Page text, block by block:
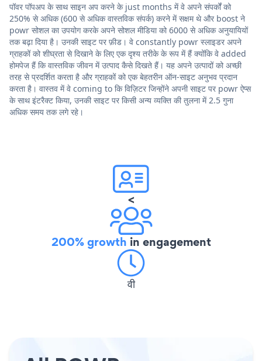
पॉवर पॉपअप के साथ साइन अप करने के just months में वे अपने संपर्कों को
250% से अधिक (600 से अधिक वास्तविक संपर्क) करने में सक्षम थे और boost ने
powr सोशल का उपयोग करके अपने सोशल मीडिया को 6000 से अधिक अनुयायियों
तक बढ़ा दिया है। उनकी साइट पर फ़ीड। वे constantly powr स्लाइडर अपने
ग्राहकों को शीघ्रता से दिखाने के लिए एक दृश्य तरीके के रूप में हैं क्योंकि वे added
होमपेज हैं कि वास्तविक जीवन में उत्पाद कैसे दिखते हैं। यह अपने उत्पादों को अच्छी
तरह से प्रदर्शित करता है और ग्राहकों को एक बेहतरीन ऑन-साइट अनुभव प्रदान
करता है। वास्तव में वे coming to कि विज़िटर जिन्होंने अपनी साइट पर powr ऐप्स
के साथ इंटरैक्ट किया, उनकी साइट पर किसी अन्य व्यक्ति की तुलना में 2.5 गुना
अधिक समय तक लगे रहे।
<
200% growth in engagement
वी